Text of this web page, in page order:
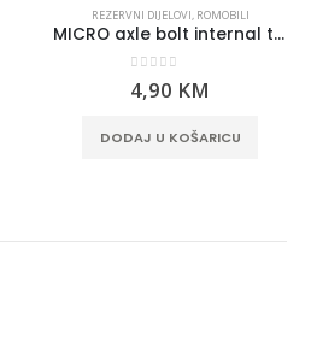
REZERVNI DIJELOVI, ROMOBILI
MICRO axle bolt internal thread, 59 mm
0out of 5
4,90 KM
DODAJ U KOŠARICU